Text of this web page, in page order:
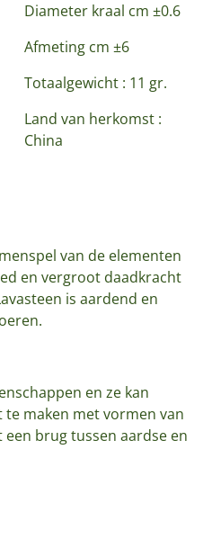
Diameter kraal cm ±0.6
Afmeting cm ±6
Totaalgewicht : 11 gr.
Land van herkomst :
China
van de elementen
en vergroot daadkracht
is aardend en
en ze kan
maken met vormen van
brug tussen aardse en